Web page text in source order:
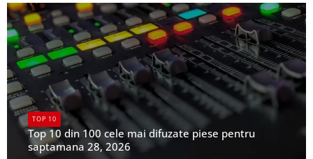
TOP 10
Top 10 din 100 cele mai difuzate piese pentru
saptamana 28, 2026